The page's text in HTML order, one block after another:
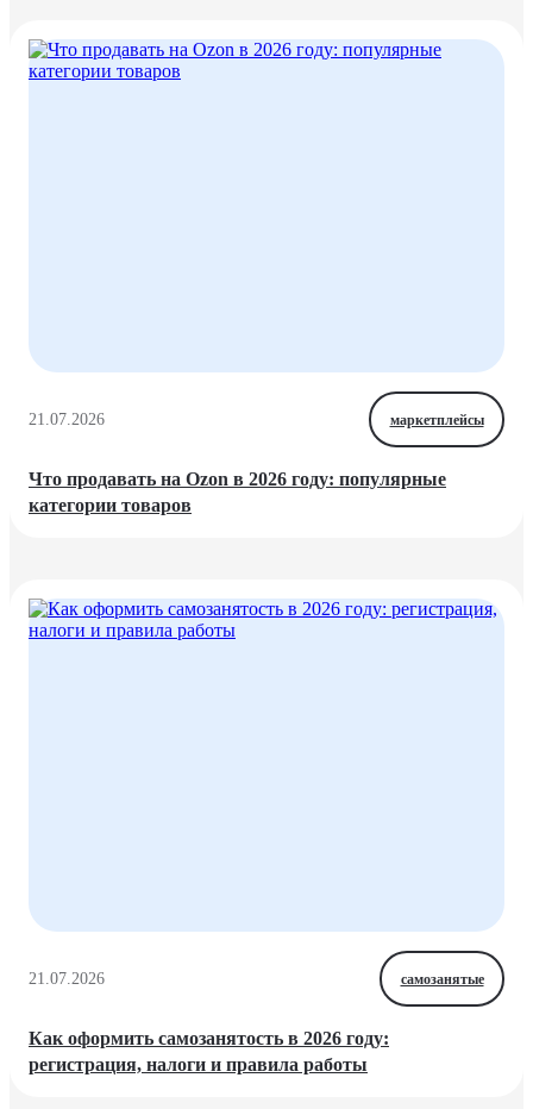
21.07.2026 маркетплейсы
Что продавать на Ozon в 2026 году: популярные
категории товаров
21.07.2026 самозанятые
Как оформить самозанятость в 2026 году:
регистрация, налоги и правила работы